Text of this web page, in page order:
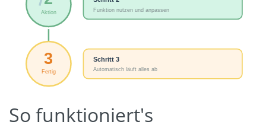
So funktioniert's